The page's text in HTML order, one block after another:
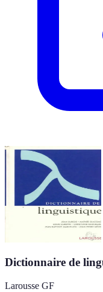
Dictionnaire de
Larousse GF